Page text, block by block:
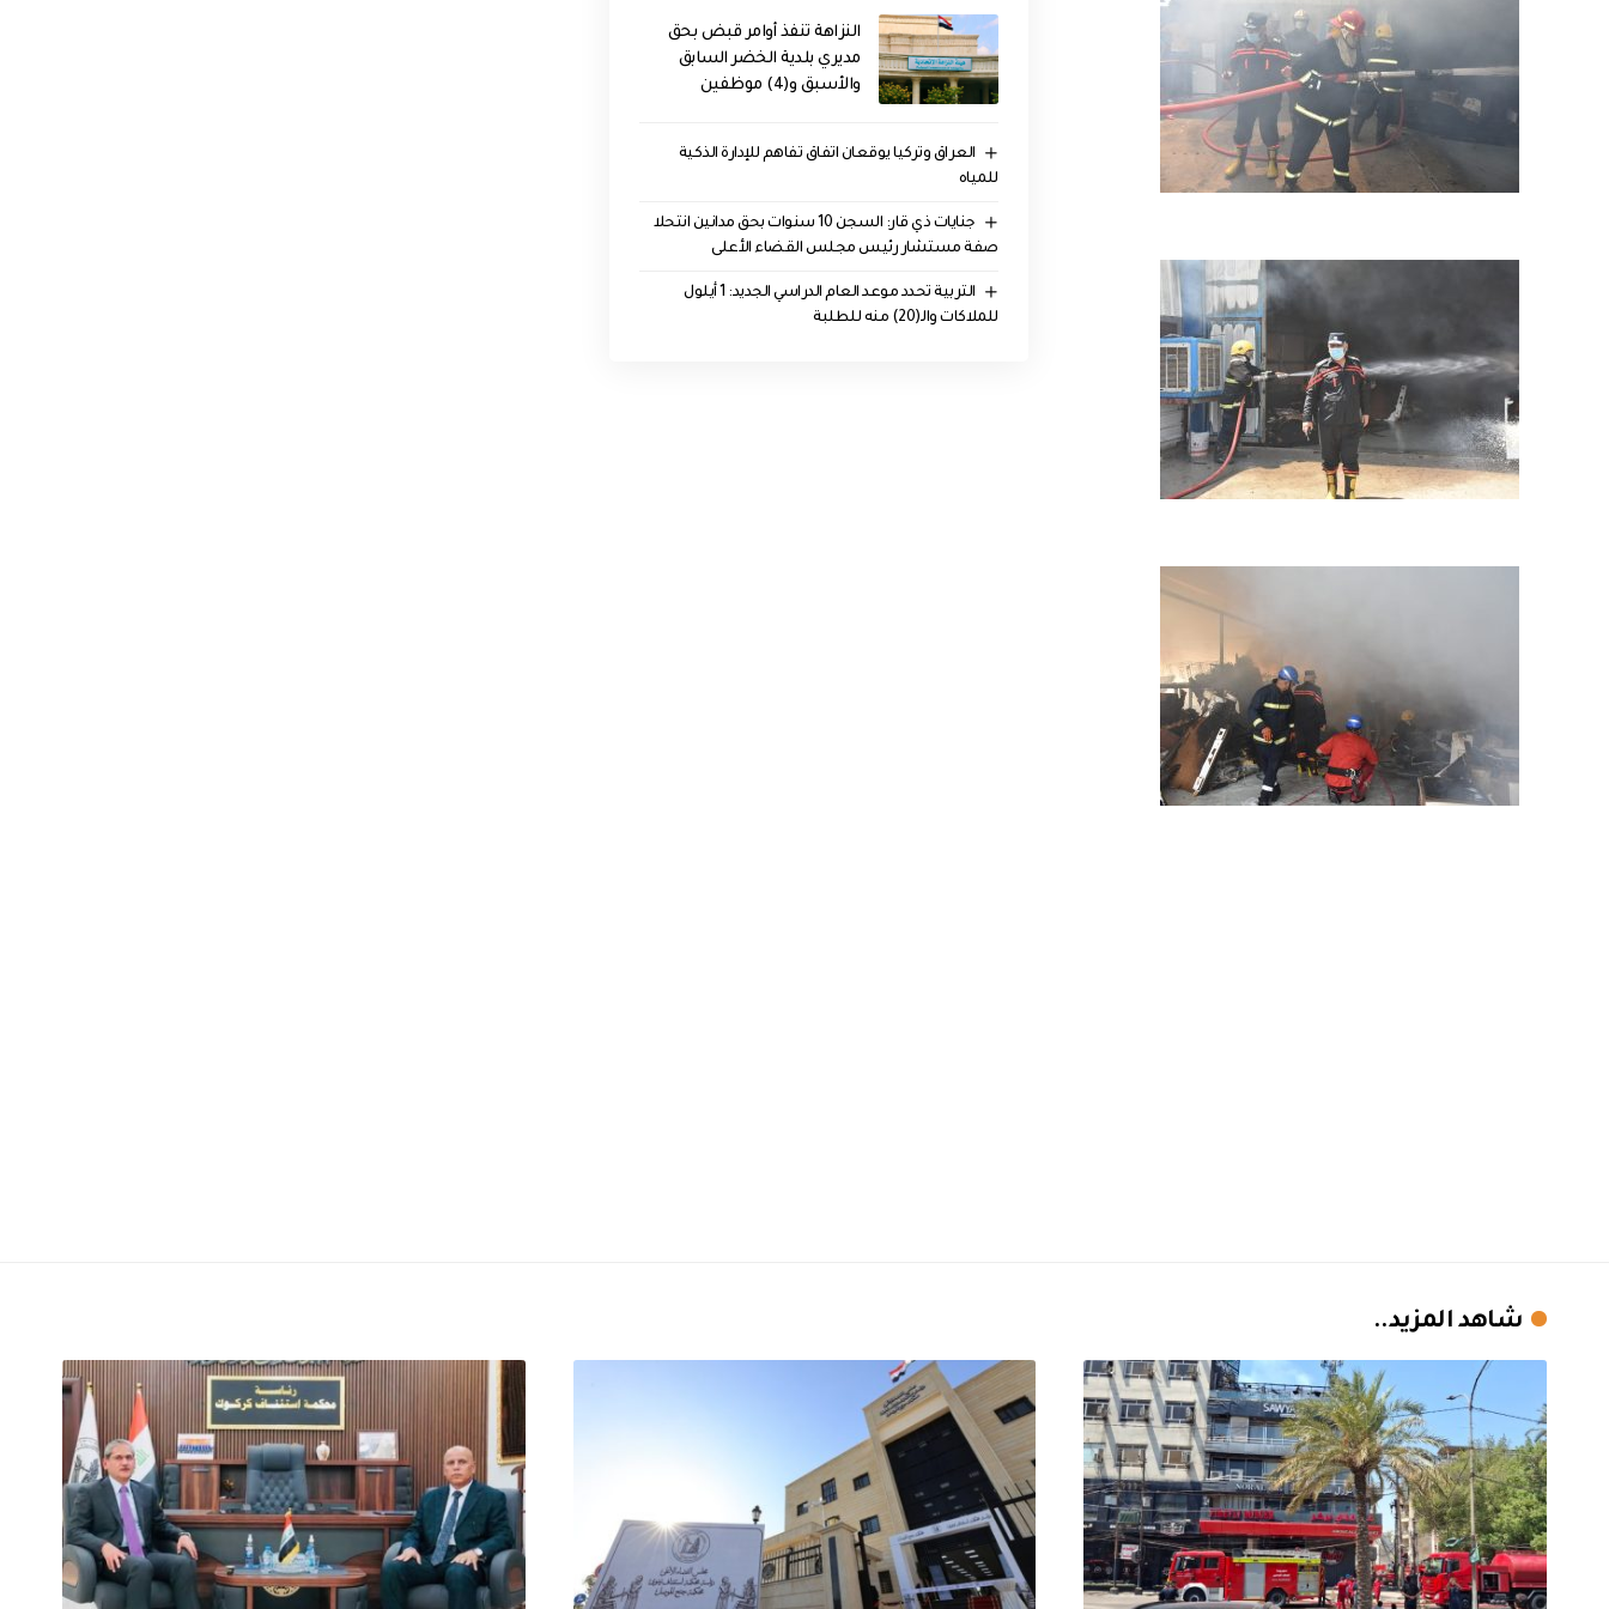
النزاهة تنفذ أوامر قبض بحق
مديري بلدية الخضر السابق
والأسبق و(4) موظفين
العراق وتركيا يوقعان اتفاق تفاهم للإدارة الذكية
للمياه
جنايات ذي قار: السجن 10 سنوات بحق مدانين انتحلا
صفة مستشار رئيس مجلس القضاء الأعلى
التربية تحدد موعد العام الدراسي الجديد: 1 أيلول
للملاكات والـ(20) منه للطلبة
شاهد المزيد..